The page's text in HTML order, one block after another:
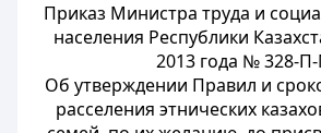
Приказ Министра труда и
населения Республики
2013 года № 328-
Об утверждении Правил и
расселения этнических